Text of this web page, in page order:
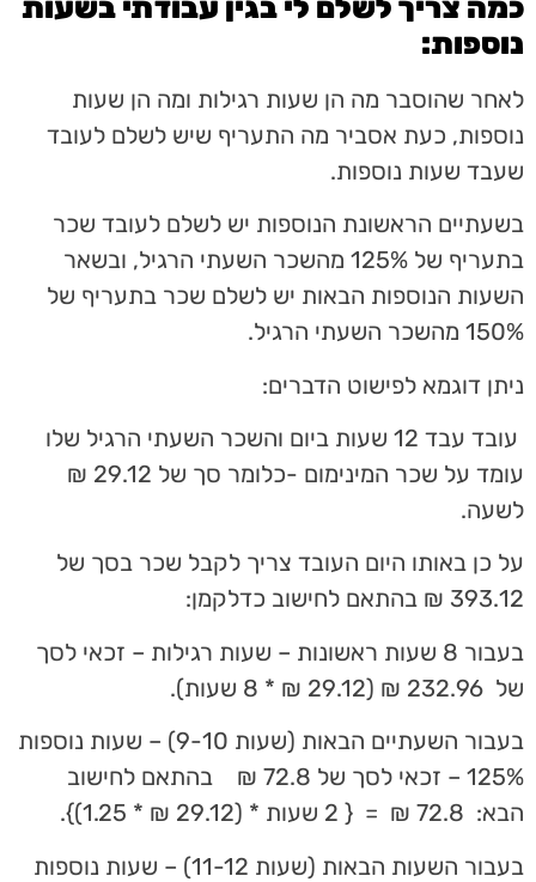
כמה צריך לשלם לי בגין עבודתי בשעות
נוספות:
לאחר שהוסבר מה הן שעות רגילות ומה הן שעות
נוספות, כעת אסביר מה התעריף שיש לשלם לעובד
שעבד שעות נוספות.
בשעתיים הראשונת הנוספות יש לשלם לעובד שכר
בתעריף של 125% מהשכר השעתי הרגיל, ובשאר
השעות הנוספות הבאות יש לשלם שכר בתעריף של
150% מהשכר השעתי הרגיל.
ניתן דוגמא לפישוט הדברים:
עובד עבד 12 שעות ביום והשכר השעתי הרגיל שלו
עומד על שכר המינימום -כלומר סך של 29.12 ₪
לשעה.
על כן באותו היום העובד צריך לקבל שכר בסך של
393.12 ₪ בהתאם לחישוב כדלקמן:
בעבור 8 שעות ראשונות – שעות רגילות – זכאי לסך
של 232.96 ₪ (29.12 ₪ * 8 שעות).
בעבור השעתיים הבאות (שעות 9-10) – שעות נוספות
125% – זכאי לסך של 72.8 ₪ בהתאם לחישוב
הבא: 72.8 ₪ = { 2 שעות * (29.12 ₪ * 1.25)}.
בעבור השעות הבאות (שעות 11-12) – שעות נוספות